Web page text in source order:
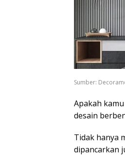
Sumber:
Apakah
desain
Tidak hanya
dipancarkan